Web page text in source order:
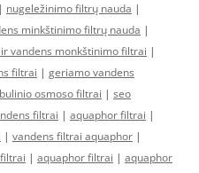
| nugeležinimo filtrų nauda |
minkštinimo filtrų nauda |
vandens monkštinimo filtrai |
filtrai | geriamo vandens
osmoso filtrai | seo
filtrai | aquaphor filtrai |
| vandens filtrai aquaphor |
| aquaphor filtrai | aquaphor